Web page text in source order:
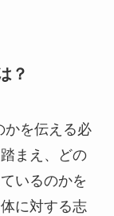
？
かを伝える必
まえ、どの
いるのかを
に対する志